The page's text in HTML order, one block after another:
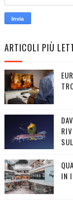
ARTICOLI PIÙ
IN